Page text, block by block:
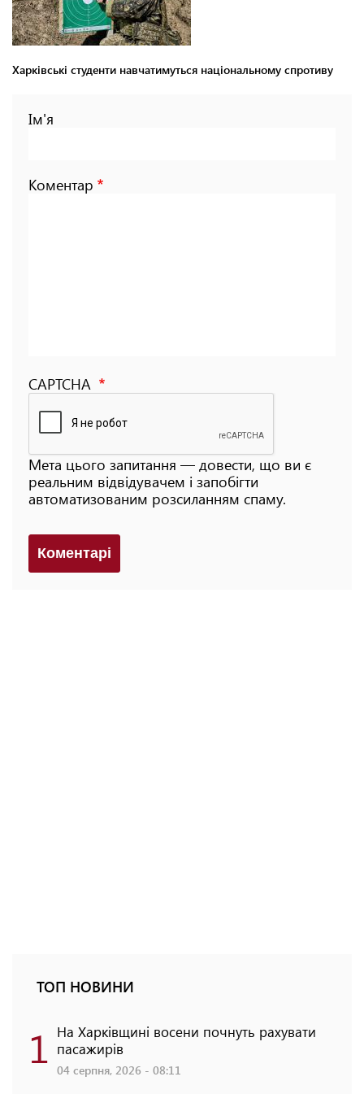
Харківські студенти навчатимуться національному спротиву
Ім'я
Коментар
CAPTCHA
Мета цього запитання — довести, що ви є
реальним відвідувачем і запобігти
автоматизованим розсиланням спаму.
Коментарi
ТОП НОВИНИ
1 На Харківщині восени почнуть рахувати
пасажирів
04 серпня, 2026 - 08:11